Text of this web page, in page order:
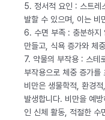
5. 정서적 요인 : 스트레
발할 수 있으며, 이는 비
6. 수면 부족 : 충분하지
만들고, 식욕 증가와 체
7. 약물의 부작용 : 스테
부작용으로 체중 증가를
비만은 생물학적, 환경
발생합니다. 비만을 예
인 신체 활동, 적절한 수